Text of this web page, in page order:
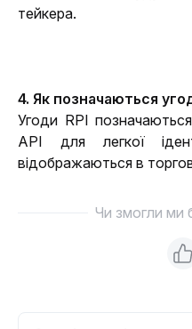
тейкера.
4. Як позначаються
Угоди RPI
API для легкої
відображаються в
Чи змогли ми